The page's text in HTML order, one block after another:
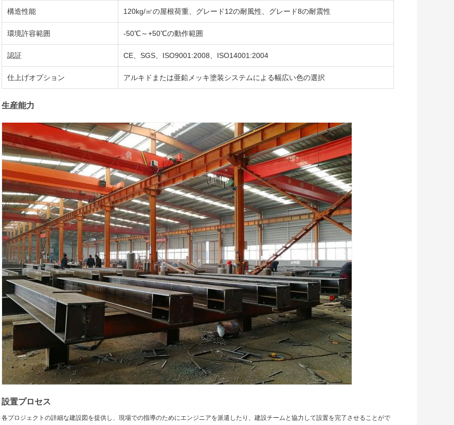
構造性能 120kg/㎡の屋根荷重、グレード12の耐風性、グレード8の耐震性
環境許容範囲 -50℃～+50℃の動作範囲
認証 CE、SGS、ISO9001:2008、ISO14001:2004
仕上げオプション アルキドまたは亜鉛メッキ塗装システムによる幅広い色の選択
生産能力
設置プロセス
各プロジェクトの詳細な建設図を提供し、現場での指導のためにエンジニアを派遣したり、建設チームと協力して設置を完了させることがで